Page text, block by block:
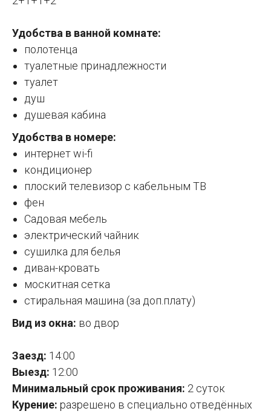
Удобства в ванной комнате:
полотенца
туалетные принадлежности
туалет
душ
душевая кабина
Удобства в номере:
интернет wi-fi
кондиционер
плоский телевизор с кабельным ТВ
фен
Садовая мебель
электрический чайник
сушилка для белья
диван-кровать
москитная сетка
стиральная машина (за доп.плату)
Вид из окна: во двор
Заезд: 14:00
Выезд: 12:00
Минимальный срок проживания: 2 суток
Курение: разрешено в специально отведённых